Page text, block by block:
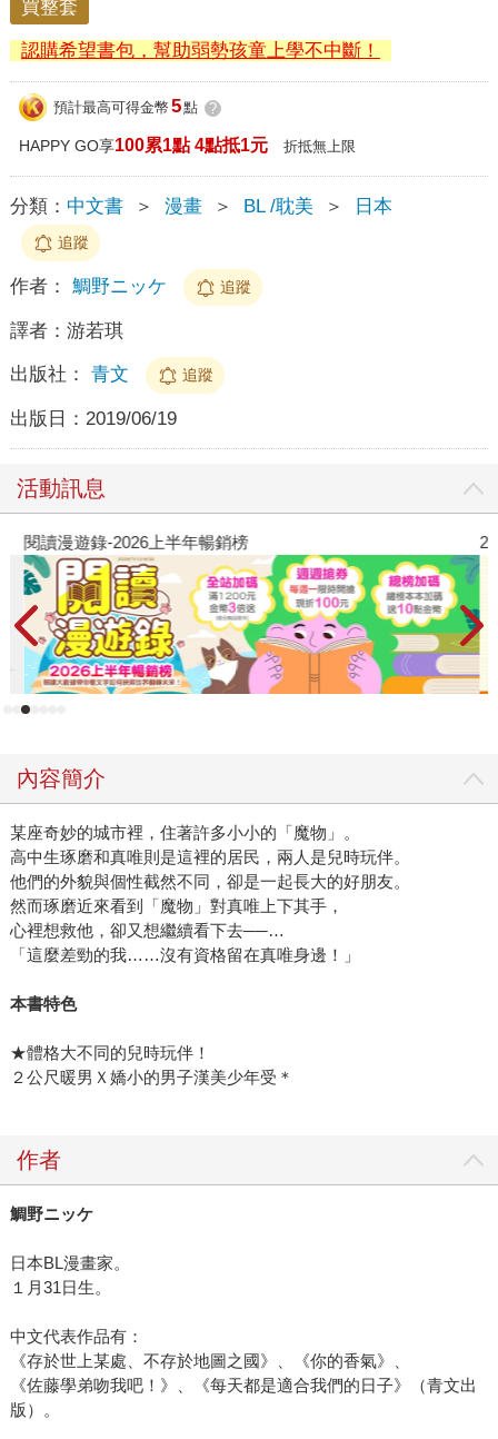
買整套
認購希望書包，幫助弱勢孩童上學不中斷！
預計最高可得金幣 5點 ?
HAPPY GO享100累1點 4點抵1元 折抵無上限
分類： 中文書 ＞ 漫畫 ＞ BL /耽美 ＞ 日本
追蹤
作者： 鯛野ニッケ 追蹤
譯者： 游若琪
出版社： 青文 追蹤
出版日： 2019/06/19
活動訊息
閱讀漫遊錄-2026上半年暢銷榜
內容簡介
某座奇妙的城市裡，住著許多小小的「魔物」。
高中生琢磨和真唯則是這裡的居民，兩人是兒時玩伴。
他們的外貌與個性截然不同，卻是一起長大的好朋友。
然而琢磨近來看到「魔物」對真唯上下其手，
心裡想救他，卻又想繼續看下去──…
「這麼差勁的我……沒有資格留在真唯身邊！」
本書特色
★體格大不同的兒時玩伴！
２公尺暖男Ｘ嬌小的男子漢美少年受＊
作者
鯛野ニッケ
日本BL漫畫家。
１月31日生。
中文代表作品有：
《存於世上某處、不存於地圖之國》、《你的香氣》、
《佐藤學弟吻我吧！》、《每天都是適合我們的日子》（青文出
版）。